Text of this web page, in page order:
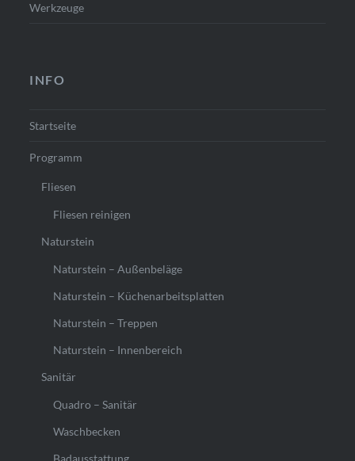
Werkzeuge
INFO
Startseite
Programm
Fliesen
Fliesen reinigen
Naturstein
Naturstein – Außenbeläge
Naturstein – Küchenarbeitsplatten
Naturstein – Treppen
Naturstein – Innenbereich
Sanitär
Quadro – Sanitär
Waschbecken